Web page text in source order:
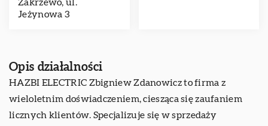
Zakrzewo, ul.
Jeżynowa 3
Opis działalności
HAZBI ELECTRIC Zbigniew Zdanowicz to firma z
wieloletnim doświadczeniem, ciesząca się zaufaniem
licznych klientów. Specjalizuje się w sprzedaży